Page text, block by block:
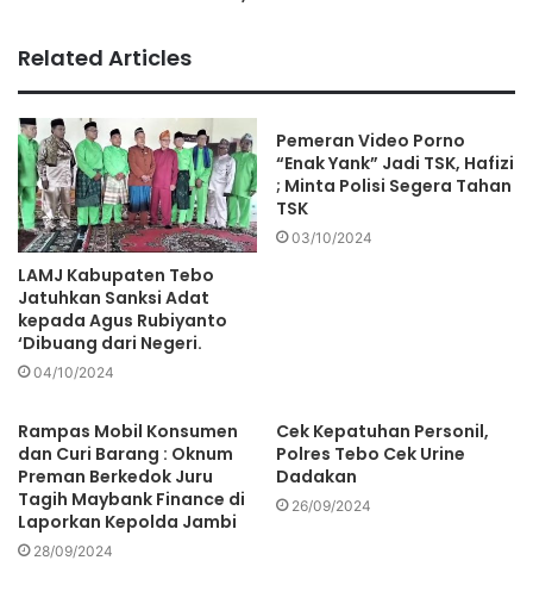
Related Articles
LAMJ Kabupaten Tebo
Jatuhkan Sanksi Adat
kepada Agus Rubiyanto
‘Dibuang dari Negeri.
04/10/2024
Pemeran Video Porno
“Enak Yank” Jadi TSK, Hafizi
; Minta Polisi Segera Tahan
TSK
03/10/2024
Rampas Mobil Konsumen
dan Curi Barang : Oknum
Preman Berkedok Juru
Tagih Maybank Finance di
Laporkan Kepolda Jambi
28/09/2024
Cek Kepatuhan Personil,
Polres Tebo Cek Urine
Dadakan
26/09/2024